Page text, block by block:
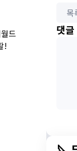
드
!
목
댓글